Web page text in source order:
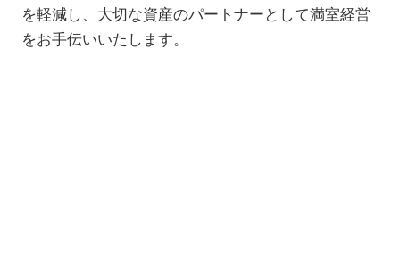
を軽減し、大切な資産のパートナーとして満室経営
をお手伝いいたします。